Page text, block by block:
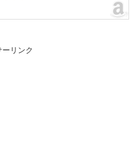
ーリンク